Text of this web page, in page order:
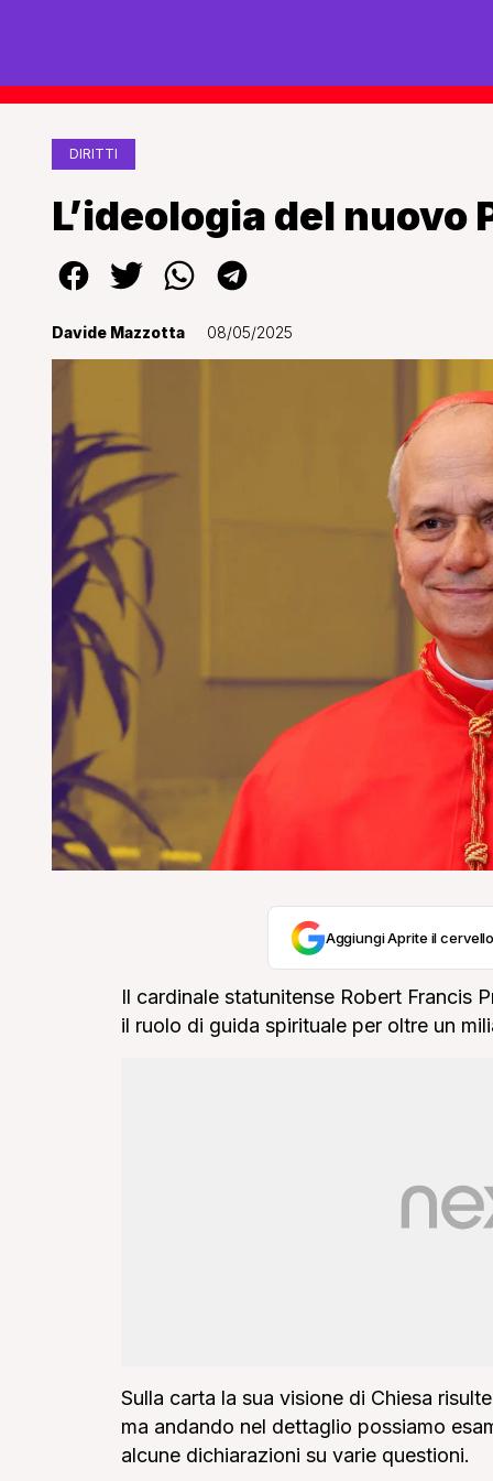
DIRITTI
L’ideologia del nuovo
Davide Mazzotta 08/05/2025
Aggiungi Aprite il
Il cardinale statunitense Robert Francis
il ruolo di guida spirituale per oltre un
Sulla carta la sua visione di Chiesa
ma andando nel dettaglio possiamo
alcune dichiarazioni su varie questioni.